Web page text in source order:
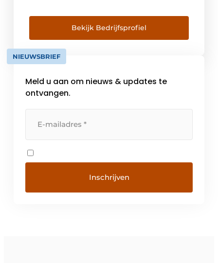
Ostermann marktleider in Europa als het
gaat om kantenband, meubelbeslag,
inbouwartikelen en
werkplaatsbenodigdheden. Vanuit Bocholt
in Duitsland en de vestigingen in Nederland,
Bekijk Bedrijfsprofiel
NIEUWSBRIEF
Meld u aan om nieuws & updates te
ontvangen.